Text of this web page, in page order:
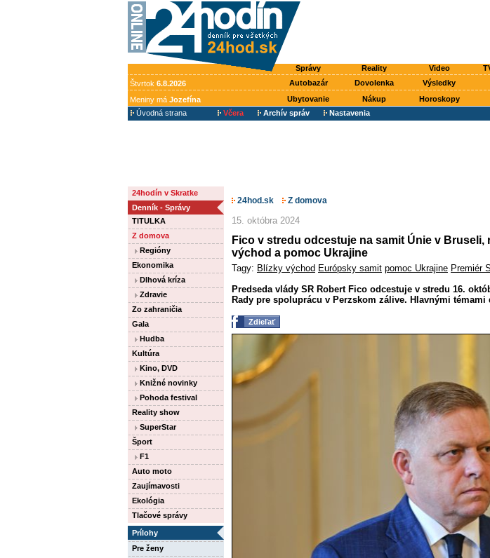
Správy Reality Video
Štvrtok 6.8.2026 Autobazár Dovolenka Výsledky
Meniny má Jozefína Ubytovanie Nákup Horoskopy
Úvodná strana
Včera Archív správ Nastavenia
24hodín v Skratke
Denník - Správy
TITULKA
Z domova
Regióny
Ekonomika
Dlhová kríza
Zdravie
Zo zahraničia
Gala
Hudba
Kultúra
Kino, DVD
Knižné novinky
Pohoda festival
Reality show
SuperStar
Šport
F1
Auto moto
Zaujímavosti
Ekológia
Tlačové správy
Prílohy
Pre ženy
24hod.sk Z domova
15. októbra 2024
Fico v stredu odcestuje na samit Únie v
východ a pomoc Ukrajine
Tagy: Blízky východ Európsky samit pomoc Ukrajine Premiér
Predseda vlády SR Robert Fico odcestuje v stredu 16.
Rady pre spoluprácu v Perzskom zálive. Hlavnými témami
Zdieľať